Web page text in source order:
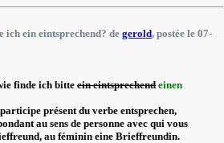
ich ein eintsprechend? de gerold, postée le 07-
finde ich bitte ein eintsprechend einen
présent du verbe entsprechen,
au sens de personne avec qui vous
au féminin eine Brieffreundin.